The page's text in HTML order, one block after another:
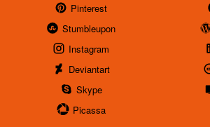
Pinterest
Stumbleupon
Instagram
Deviantart
Skype
Picassa